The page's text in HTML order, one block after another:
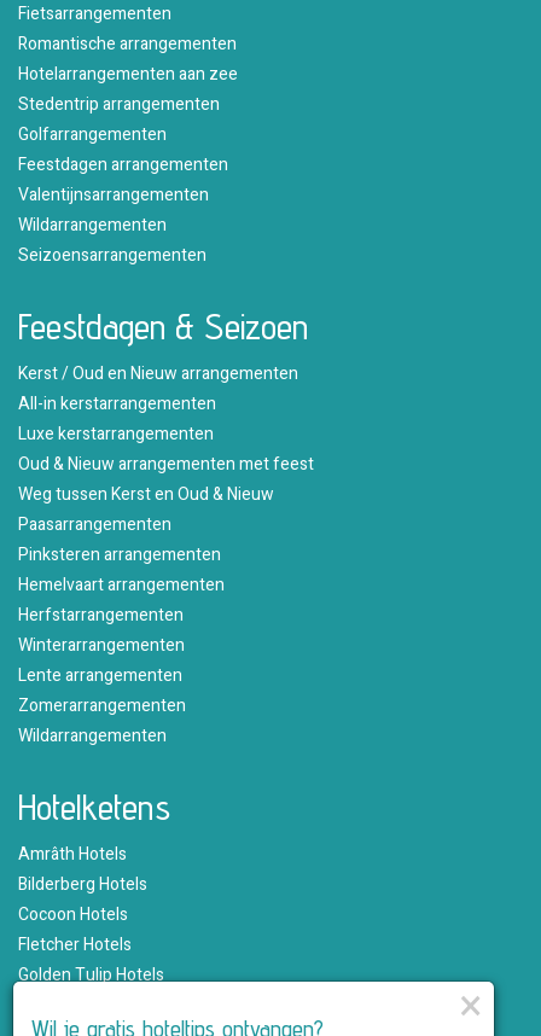
Fietsarrangementen
Romantische arrangementen
Hotelarrangementen aan zee
Stedentrip arrangementen
Golfarrangementen
Feestdagen arrangementen
Valentijnsarrangementen
Wildarrangementen
Seizoensarrangementen
Feestdagen & Seizoen
Kerst / Oud en Nieuw arrangementen
All-in kerstarrangementen
Luxe kerstarrangementen
Oud & Nieuw arrangementen met feest
Weg tussen Kerst en Oud & Nieuw
Paasarrangementen
Pinksteren arrangementen
Hemelvaart arrangementen
Herfstarrangementen
Winterarrangementen
Lente arrangementen
Zomerarrangementen
Wildarrangementen
Hotelketens
Amrâth Hotels
Bilderberg Hotels
Cocoon Hotels
Fletcher Hotels
Golden Tulip Hotels
×
Wil je gratis hoteltips ontvangen?